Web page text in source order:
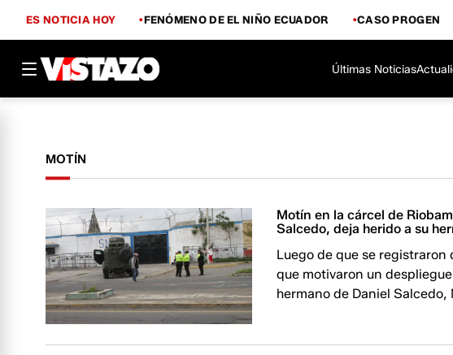
ES NOTICIA HOY FENÓMENO DE EL NIÑO ECUADOR CASO PROGEN
Últimas Noticias
MOTÍN
Motín en la cárcel de
Salcedo, deja herido a su
Luego de que se
que motivaron un
hermano de Daniel Salcedo,